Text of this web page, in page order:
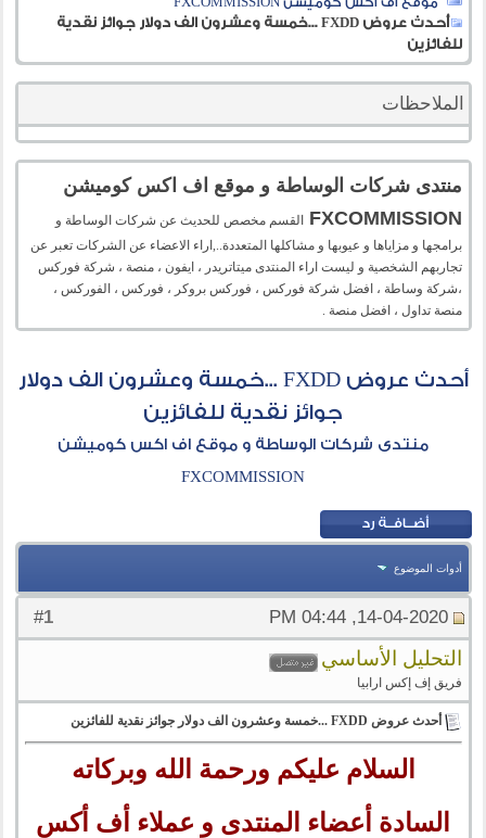
أحدث عروض FXDD ...خمسة وعشرون الف دولار جوائز نقدية
للفائزين
الملاحظات
منتدى شركات الوساطة و موقع اف اكس كوميشن
FXCOMMISSION
القسم مخصص للحديث عن شركات الوساطة و
برامجها و مزاياها و عيوبها و مشاكلها المتعددة..,اراء الاعضاء عن الشركات تعبر عن
تجاربهم الشخصية و ليست اراء المنتدى ميتاتريدر ، ايفون ، منصة ، شركة فوركس
،شركة وساطة ، افضل شركة فوركس ، فوركس بروكر ، فوركس ، الفوركس ،
منصة تداول ، افضل منصة .
أحدث عروض FXDD ...خمسة وعشرون الف دولار
جوائز نقدية للفائزين
منتدى شركات الوساطة و موقع اف اكس كوميشن
FXCOMMISSION
أدوات الموضوع
#
1 14-04-2020, 04:44 PM
التحليل الأساسي
فريق إف إكس ارابيا
أحدث عروض FXDD ...خمسة وعشرون الف دولار جوائز نقدية للفائزين
السلام عليكم ورحمة الله وبركاته
السادة أعضاء المنتدى و عملاء أف أكس